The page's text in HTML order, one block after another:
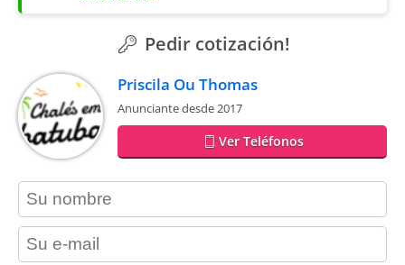
Pedir cotización!
Priscila Ou Thomas
Anunciante desde 2017
Ver Teléfonos
contact_name
contact_email